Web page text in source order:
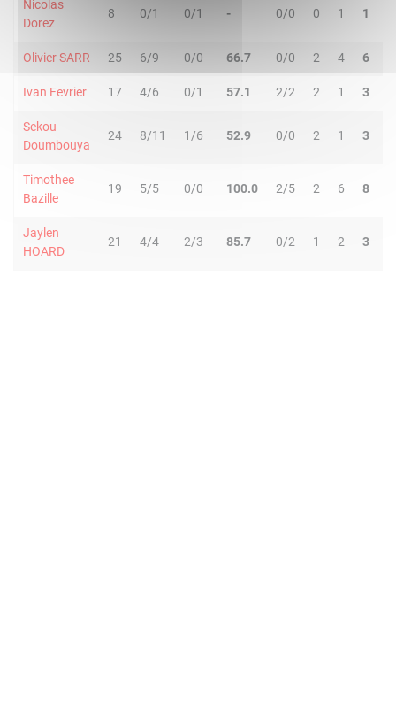
Nicolas
Dorez
8 0/1 0/1 - 0/0 0 1 1
Olivier SARR 25 6/9 0/0 66.7 0/0 2 4 6
Ivan Fevrier 17 4/6 0/1 57.1 2/2 2 1 3
Sekou
Doumbouya
24 8/11 1/6 52.9 0/0 2 1 3
Timothee
Bazille
19 5/5 0/0 100.0 2/5 2 6 8
Jaylen
HOARD
21 4/4 2/3 85.7 0/2 1 2 3